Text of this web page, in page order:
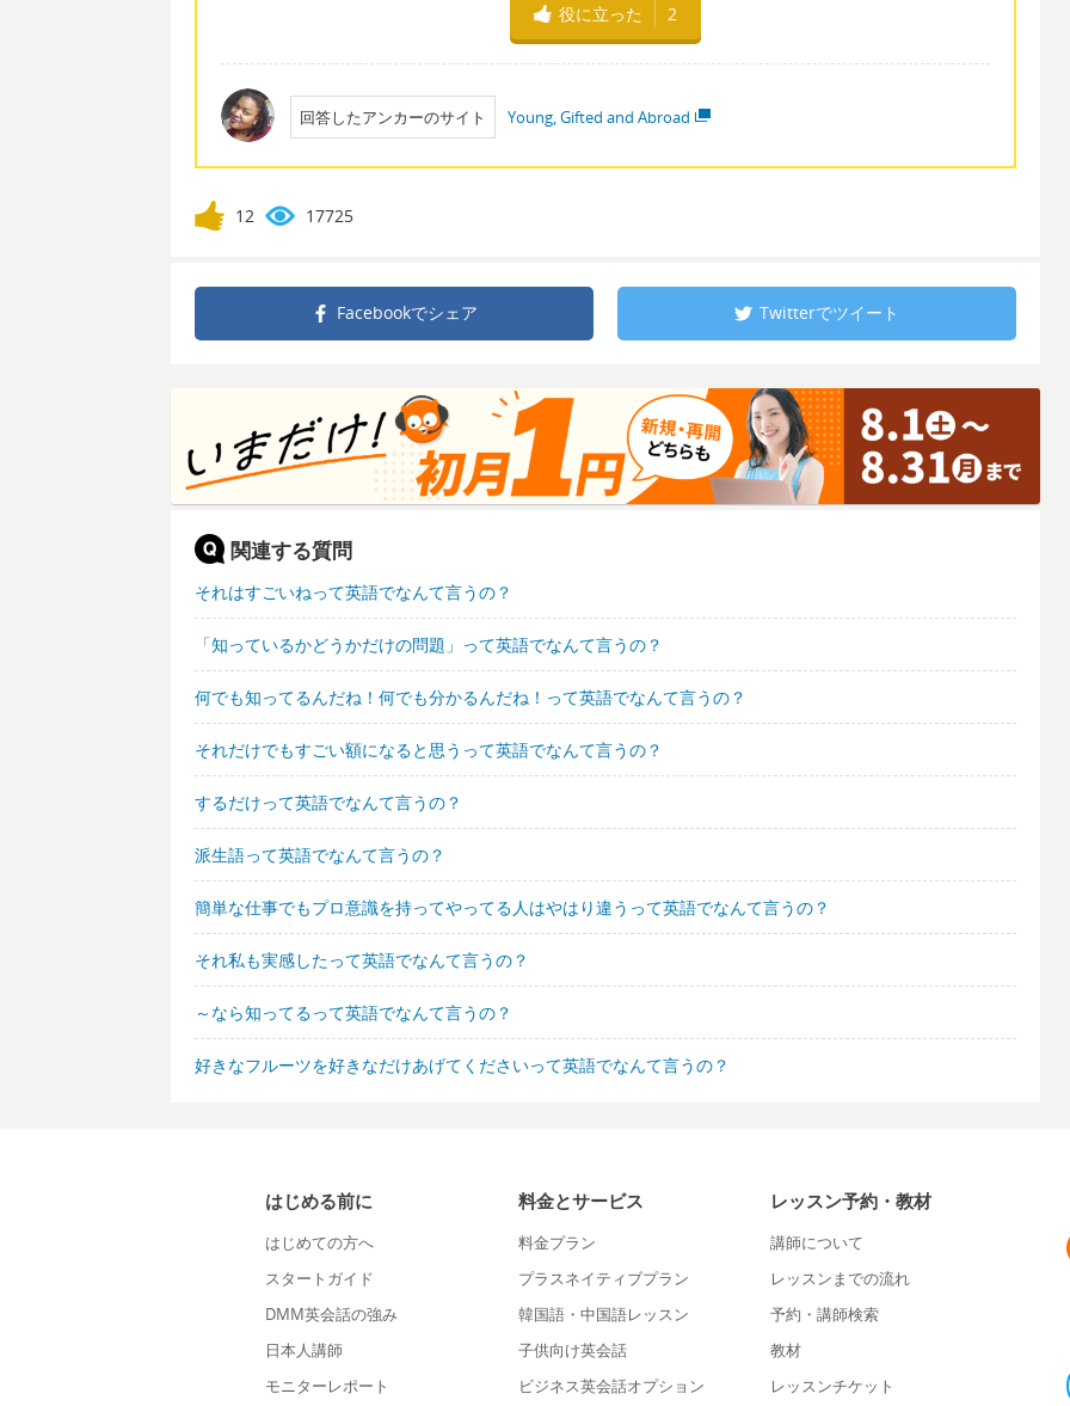
役に立った 2
回答したアンカーのサイト Young, Gifted and Abroad
12 17725
Facebookでシェア Twitterでツイート
関連する質問
それはすごいねって英語でなんて言うの？
「知っているかどうかだけの問題」って英語でなんて言うの？
何でも知ってるんだね！何でも分かるんだね！って英語でなんて言うの？
それだけでもすごい額になると思うって英語でなんて言うの？
するだけって英語でなんて言うの？
派生語って英語でなんて言うの？
簡単な仕事でもプロ意識を持ってやってる人はやはり違うって英語でなんて言うの？
それ私も実感したって英語でなんて言うの？
～なら知ってるって英語でなんて言うの？
好きなフルーツを好きなだけあげてくださいって英語でなんて言うの？
はじめる前に
はじめての方へ
スタートガイド
DMM英会話の強み
日本人講師
モニターレポート
料金とサービス
料金プラン
プラスネイティブプラン
韓国語・中国語レッスン
子供向け英会話
ビジネス英会話オプション
レッスン予約・教材
講師について
レッスンまでの流れ
予約・講師検索
教材
レッスンチケット